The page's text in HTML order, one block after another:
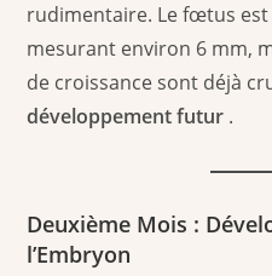
rudimentaire. Le fœtus
mesurant environ 6 mm,
de croissance sont déjà
développement futur .
Deuxième Mois :
l’Embryon